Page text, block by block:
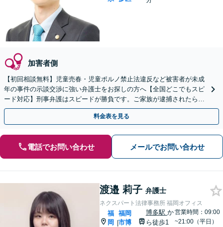
加害者側
【初回相談無料】児童売春・児童ポルノ禁止法違反など被害者が未成
年の事件の示談交渉に強い弁護士をお探しの方へ【全国どこでもスピ
ード対応】刑事弁護はスピードが勝負です。ご家族が逮捕されたら一
刻も早くご相談ください【24時間365日相談受付】
料金表を見る
電話でお問い合わせ メールでお問い合わせ
渡邉 莉子 弁護士
ネクスパート法律事務所 福岡オフィス
福
岡 |
福岡
市博
博多駅 か
ら徒歩1
営業時間：09:00
~21:00（平日）